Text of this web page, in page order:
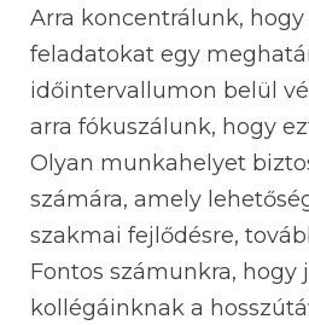
Arra koncentrálunk,
feladatokat egy
időintervallumon belül
arra fókuszálunk, hogy
Olyan munkahelyet
számára, amely
szakmai fejlődésre,
Fontos számunkra, hogy
kollégáinknak a